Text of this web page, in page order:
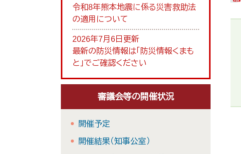
令和8年熊本地震に係る災害救助法
の適用について
2026年7月6日更新
最新の防災情報は「防災情報くまも
と」でご確認ください
審議会等の開催状況
開催予定
開催結果（知事公室）